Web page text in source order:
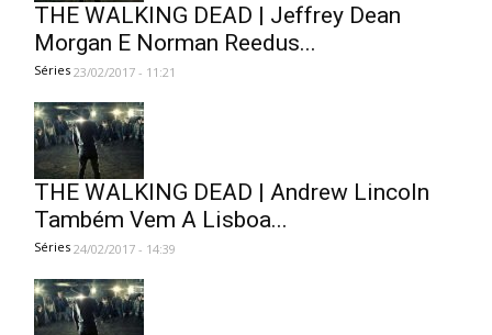
THE WALKING DEAD | Jeffrey Dean
Morgan E Norman Reedus...
Séries 23/02/2017 - 11:21
THE WALKING DEAD | Andrew Lincoln
Também Vem A Lisboa...
Séries 24/02/2017 - 14:39